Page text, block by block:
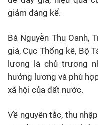
giảm đáng kể.
Bà Nguyễn Thu Oanh,
giá, Cục Thống kê, Bộ
lương là chủ trương
hưởng lương và phù
xã hội của đất nước.
Về nguyên tắc, thu